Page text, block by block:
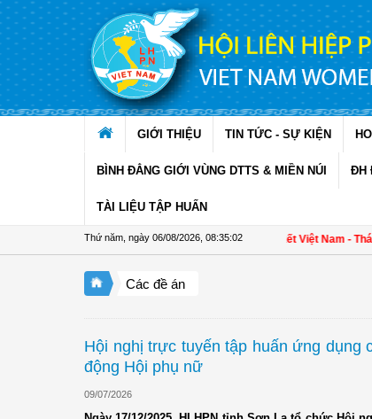
Truy cập nội dung luôn
GIỚI THIỆU TIN TỨC - SỰ KIỆN
BÌNH ĐẲNG GIỚI VÙNG DTTS & MIỀN NÚI ĐH
TÀI LIỆU TẬP HUẤN
Thứ năm, ngày 06/08/2026 08:35:03
Tăng cường gắn kết Việt Nam - Thái
Các đề án
Hội nghị trực tuyến tập huấn ứng dụng
động Hội phụ nữ
09/07/2026